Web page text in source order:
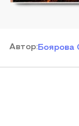
Автор:Боярова